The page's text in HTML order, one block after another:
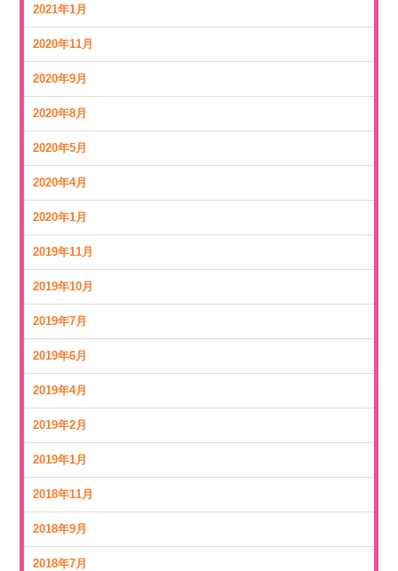
2021年1月
2020年11月
2020年9月
2020年8月
2020年5月
2020年4月
2020年1月
2019年11月
2019年10月
2019年7月
2019年6月
2019年4月
2019年2月
2019年1月
2018年11月
2018年9月
2018年7月